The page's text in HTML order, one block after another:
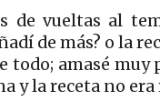
de vueltas al
de más? o la
todo; amasé muy
y la receta no era